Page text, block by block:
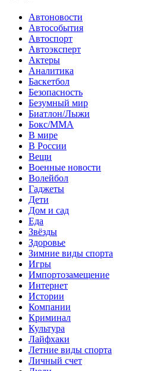
Автоновости
Автособытия
Автоспорт
Автоэксперт
Актеры
Аналитика
Баскетбол
Безопасность
Безумный мир
Биатлон/Лыжи
Бокс/MMA
В мире
В России
Вещи
Военные новости
Волейбол
Гаджеты
Дети
Дом и сад
Еда
Звёзды
Здоровье
Зимние виды спорта
Игры
Импортозамещение
Интернет
Истории
Компании
Криминал
Культура
Лайфхаки
Летние виды спорта
Личный счет